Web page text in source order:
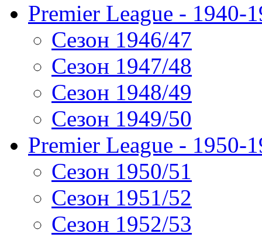
Premier League - 1940-
Сезон 1946/47
Сезон 1947/48
Сезон 1948/49
Сезон 1949/50
Premier League - 1950-
Сезон 1950/51
Сезон 1951/52
Сезон 1952/53